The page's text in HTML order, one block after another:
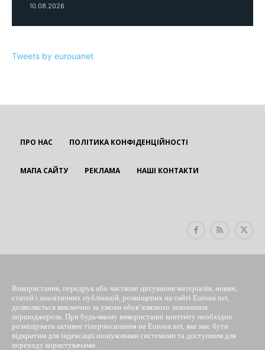
10.08.2026
Tweets by eurouanet
ПРО НАС ПОЛІТИКА КОНФІДЕНЦІЙНОСТІ
МАПА САЙТУ РЕКЛАМА НАШІ КОНТАКТИ
Використання, передрук або часткове цитування матеріалів, новин,
статей і аналітичних публікацій, розміщених на сайті Euroua.net,
дозволяється виключно за умови обов’язкового зазначення
першоджерела. При будь-якому використанні контенту необхідно
розміщувати активне гіперпосилання на Euroua.net, яке має бути
відкритим для індексації пошуковими системами та доступним для
переходу користувачами.